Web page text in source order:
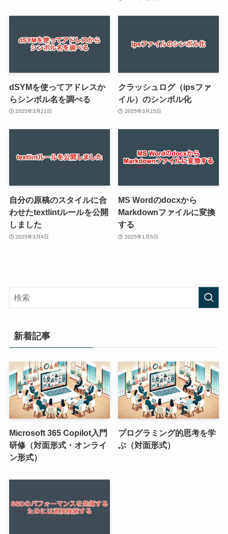
dSYMを使ってアドレスか
らシンボル名を調べる
2025年3月21日
クラッシュログ（ipsファ
イル）のシンボル化
2025年3月15日
自分の原稿のスタイルに合
わせたtextlintルールを公開
しました
2025年3月4日
MS Wordのdocxから
Markdownファイルに変換
する
2025年1月5日
新着記事
Microsoft 365 Copilot入門
研修（対面形式・オンライ
ン形式）
プログラミング的思考を学
ぶ（対面形式）